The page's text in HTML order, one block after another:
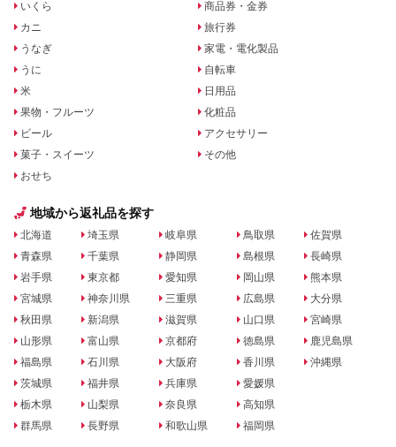
いくら
カニ
うなぎ
うに
米
果物・フルーツ
ビール
菓子・スイーツ
おせち
商品券・金券
旅行券
家電・電化製品
自転車
日用品
化粧品
アクセサリー
その他
地域から返礼品を探す
北海道
青森県
岩手県
宮城県
秋田県
山形県
福島県
茨城県
栃木県
群馬県
埼玉県
千葉県
東京都
神奈川県
新潟県
富山県
石川県
福井県
山梨県
長野県
岐阜県
静岡県
愛知県
三重県
滋賀県
京都府
大阪府
兵庫県
奈良県
和歌山県
鳥取県
島根県
岡山県
広島県
山口県
徳島県
香川県
愛媛県
高知県
福岡県
佐賀県
長崎県
熊本県
大分県
宮崎県
鹿児島県
沖縄県